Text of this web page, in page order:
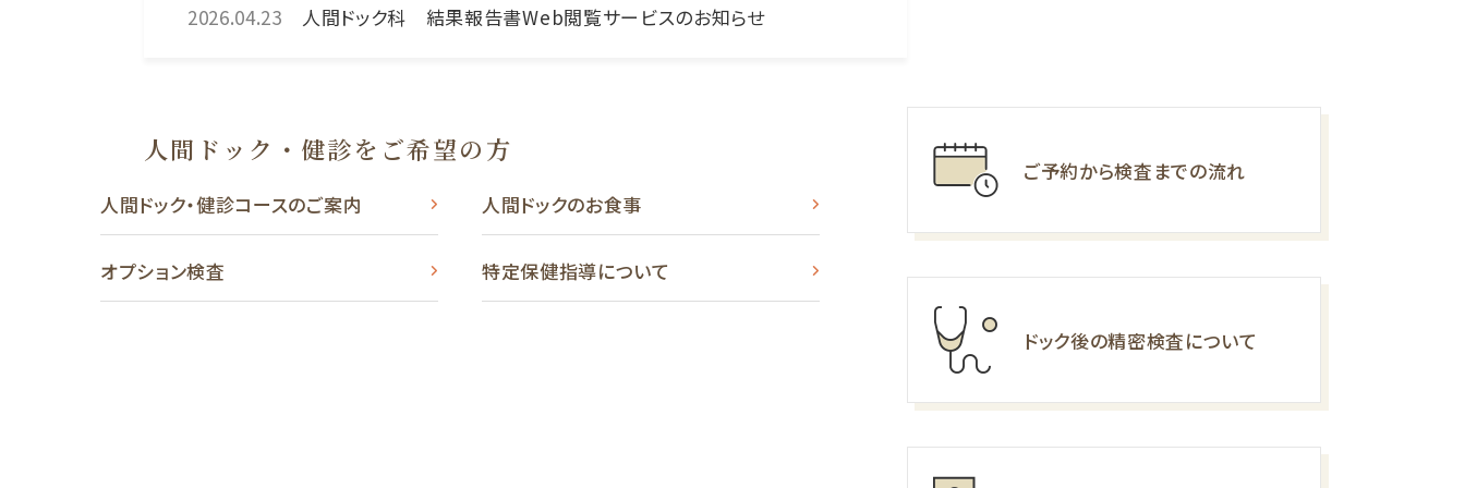
2026.04.23 人間ドック科 結果報告書Web閲覧サービスのお知らせ
人間ドック・健診をご希望の方
人間ドック・健診コースのご案内 人間ドックのお食事
オプション検査 特定保健指導について
ご予約から検査までの流れ
ドック後の精密検査について